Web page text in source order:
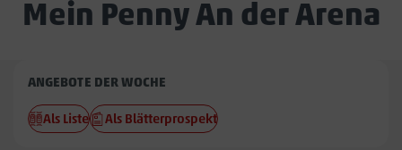
Mein Penny An der Arena
Penny
An
der
ANGEBOTE DER WOCHE
Als Liste Als Blätterprospekt